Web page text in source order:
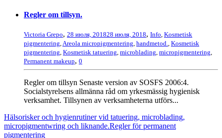
Regler om tillsyn.
Victoria Grepo, 28 июля, 201828 июля, 2018, Info, Kosmetisk
pigmentering,Areola micropigmentering, handmetod., Kosmetisk
pigmentering, Kosmetisk tatuering, microblading, micropigmentering,
Permanent makeup, 0
Regler om tillsyn Senaste version av SOSFS 2006:4.
Socialstyrelsens allmänna råd om yrkesmässig hygienisk
verksamhet. Tillsynen av verksamheterna utförs...
Hälsorisker och hygienrutiner vid tatuering, microblading,
micropigmentwring och liknande.Regler för permanent
pigmentering